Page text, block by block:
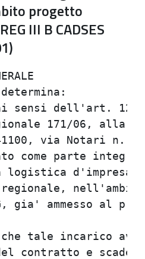
progetto
III B CADSES
sensi dell'art. 12
171/06, alla
via Notari n.
come parte
d'impresa
gia' ammesso al
tale incarico
contratto e